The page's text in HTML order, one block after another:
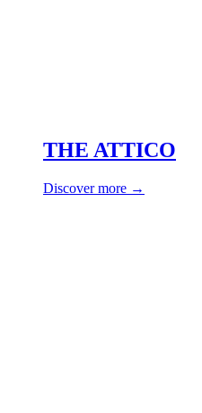
THE ATTICO
Discover more →